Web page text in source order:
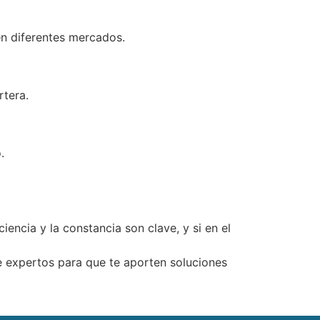
diferentes mercados.
y la constancia son clave, y si en el
expertos para que te aporten soluciones